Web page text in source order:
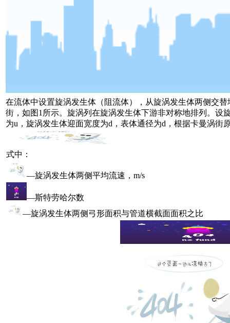
在流体中设置旋涡发生体（阻流体），从旋涡发生体两侧交
街，如图1所示。旋涡列在旋涡发生体下游非对称地排列。设
为u，旋涡发生体迎面宽度为d，表体通径为d，根据卡曼涡街
式中：
—旋涡发生体两侧平均流速，m/s
—斯特劳哈尔数
—旋涡发生体两侧弓形面积与管道横截面面积之比